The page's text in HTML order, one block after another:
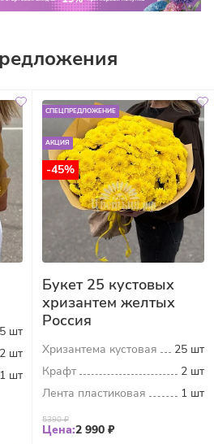
шт
2 шт
1 шт
-45%
СПЕЦПРЕДЛОЖЕНИЕ
АКЦИЯ
Букет 25 кустовых
хризантем желтых
Россия
Хризантема кустовая
25 шт
Крафт
2 шт
Лента пластиковая
1 шт
5390 ₽
Цена:2 990 ₽